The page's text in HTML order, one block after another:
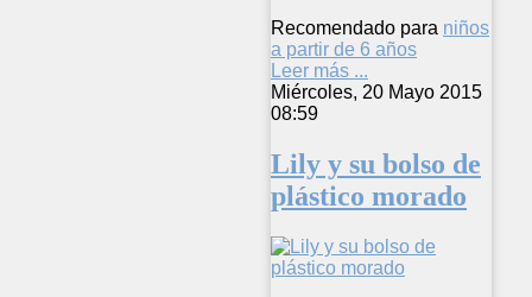
Recomendado para niños
a partir de 6 años
Leer más ...
Miércoles, 20 Mayo 2015
08:59
Lily y su bolso de
plástico morado